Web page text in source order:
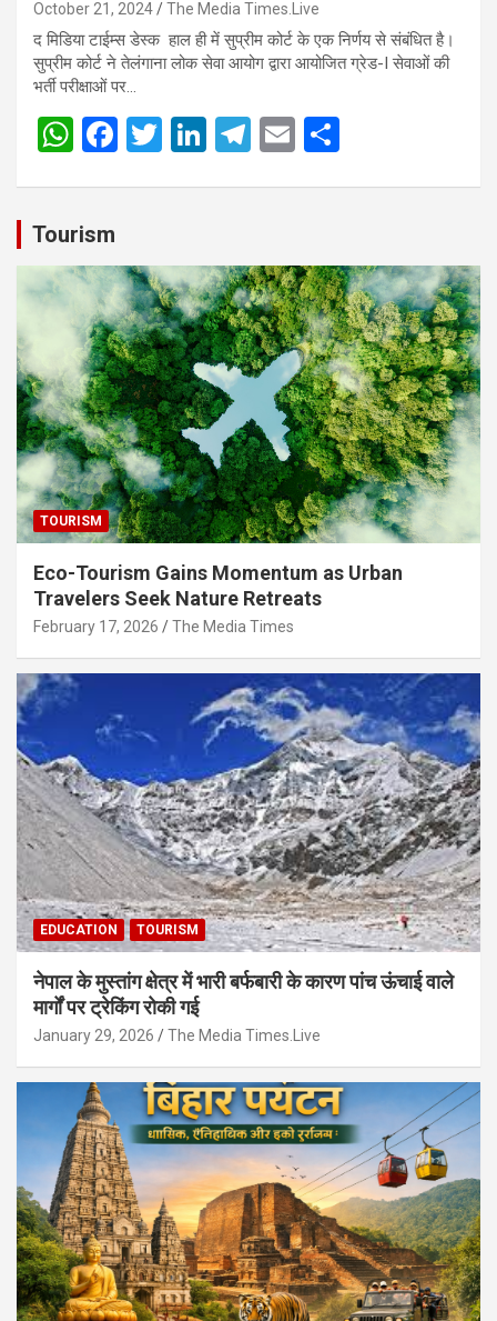
October 21, 2024 The Media Times.Live
द मिडिया टाईम्स डेस्क हाल ही में सुप्रीम कोर्ट के एक निर्णय से संबंधित है।
सुप्रीम कोर्ट ने तेलंगाना लोक सेवा आयोग द्वारा आयोजित ग्रेड-I सेवाओं की
भर्ती परीक्षाओं पर…
W
s
A
p
p
F
o
o
k
T
Li
n
T
a
m
E
Tourism
TOURISM
Eco-Tourism Gains Momentum as Urban
Travelers Seek Nature Retreats
February 17, 2026 The Media Times
EDUCATION TOURISM
नेपाल के मुस्तांग क्षेत्र में भारी बर्फबारी के कारण पांच ऊंचाई वाले
मार्गों पर ट्रेकिंग रोकी गई
January 29, 2026 The Media Times.Live